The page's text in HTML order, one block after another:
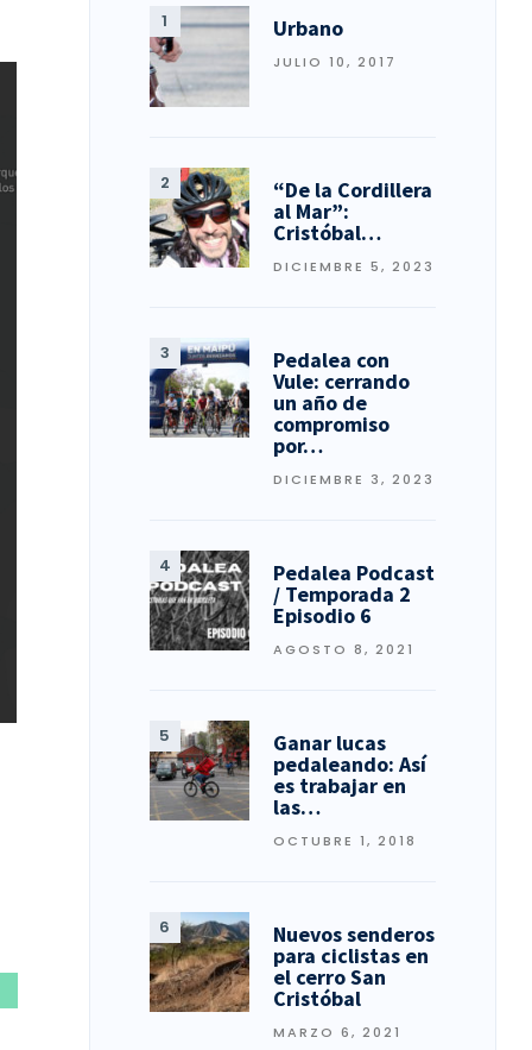
Urbano
JULIO 10, 2017
“De la Cordillera
al Mar”:
Cristóbal…
DICIEMBRE 5, 2023
Pedalea con
Vule: cerrando
un año de
compromiso
por…
DICIEMBRE 3, 2023
Pedalea Podcast
/ Temporada 2
Episodio 6
AGOSTO 8, 2021
Ganar lucas
pedaleando: Así
es trabajar en
las…
OCTUBRE 1, 2018
Nuevos senderos
para ciclistas en
el cerro San
Cristóbal
MARZO 6, 2021